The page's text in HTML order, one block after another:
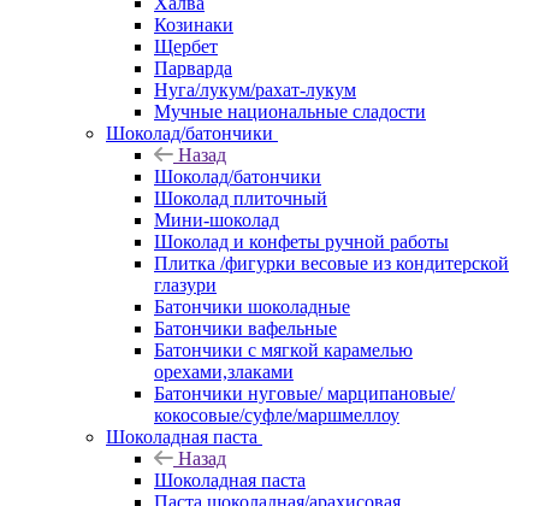
Козинаки
Щербет
Парварда
Нуга/лукум/рахат-лукум
Мучные национальные сладости
Шоколад/батончики
Назад
Шоколад/батончики
Шоколад плиточный
Мини-шоколад
Шоколад и конфеты ручной работы
Плитка /фигурки весовые из кондитерской
глазури
Батончики шоколадные
Батончики вафельные
Батончики с мягкой карамелью
орехами,злаками
Батончики нуговые/ марципановые/
кокосовые/суфле/маршмеллоу
Шоколадная паста
Назад
Шоколадная паста
Паста шоколадная/арахисовая